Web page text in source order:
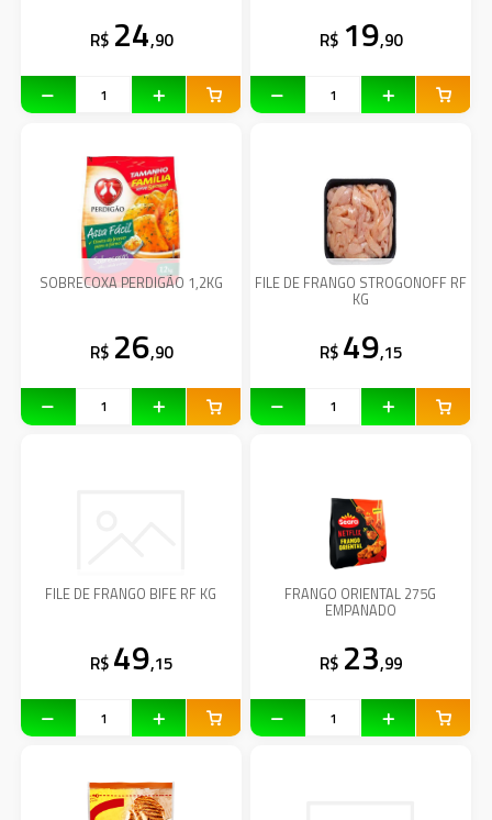
R$ 24,90 R$ 19,90
SOBRECOXA PERDIGÃO 1,2KG
R$ 26,90
FILE DE FRANGO STROGONOFF RF
KG
R$ 49,15
FILE DE FRANGO BIFE RF KG
R$ 49,15
FRANGO ORIENTAL 275G
EMPANADO
R$ 23,99